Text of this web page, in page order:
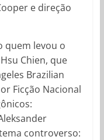
e direção
quem levou o
Chien, que
Brazilian
Ficção Nacional
controverso: